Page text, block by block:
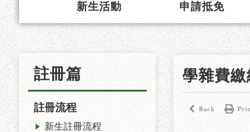
新生活動 申請抵免
註冊篇
註冊流程
新生註冊流程
學雜費繳
Back